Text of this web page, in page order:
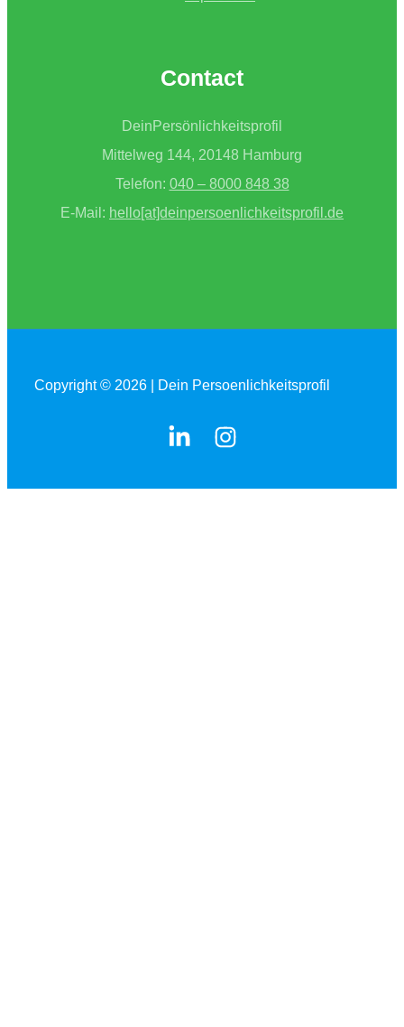
Contact
DeinPersönlichkeitsprofil
Mittelweg 144, 20148 Hamburg
Telefon: 040 – 8000 848 38
E-Mail: hello[at]deinpersoenlichkeitsprofil.de
Copyright © 2026 | Dein Persoenlichkeitsprofil